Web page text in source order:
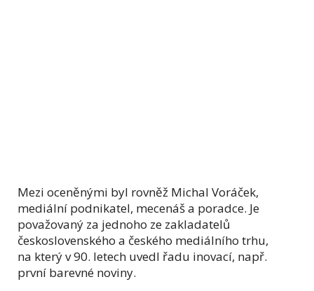
Mezi oceněnými byl rovněž Michal Voráček,
mediální podnikatel, mecenáš a poradce. Je
považovaný za jednoho ze zakladatelů
československého a českého mediálního trhu,
na který v 90. letech uvedl řadu inovací, např.
první barevné noviny.